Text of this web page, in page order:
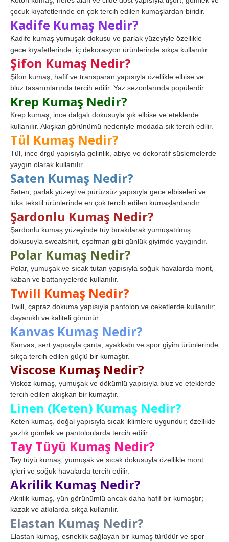
çocuk kıyafetlerinde en çok tercih edilen kumaşlardan biridir.
Kadife Kumaş Nedir?
Kadife kumaş yumuşak dokusu ve parlak yüzeyiyle özellikle
gece kıyafetlerinde, iç dekorasyon ürünlerinde sıkça kullanılır.
Şifon Kumaş Nedir?
Şifon kumaş, hafif ve transparan yapısıyla özellikle elbise ve
bluz tasarımlarında tercih edilir. Yaz sezonlarında popülerdir.
Krep Kumaş Nedir?
Krep kumaş, ince dalgalı dokusuyla şık elbise ve eteklerde
kullanılır. Akışkan görünümü nedeniyle modada sık tercih edilir.
Tül Kumaş Nedir?
Tül, ince örgü yapısıyla gelinlik, abiye ve dekoratif süslemelerde
yaygın olarak kullanılır.
Saten Kumaş Nedir?
Saten, parlak yüzeyi ve pürüzsüz yapısıyla gece elbiseleri ve
lüks tekstil ürünlerinde en çok tercih edilen kumaşlardandır.
Şardonlu Kumaş Nedir?
Şardonlu kumaş yüzeyinde tüy bırakılarak yumuşatılmış
dokusuyla sweatshirt, eşofman gibi günlük giyimde yaygındır.
Polar Kumaş Nedir?
Polar, yumuşak ve sıcak tutan yapısıyla soğuk havalarda mont,
kaban ve battaniyelerde kullanılır.
Twill Kumaş Nedir?
Twill, çapraz dokuma yapısıyla pantolon ve ceketlerde kullanılır;
dayanıklı ve kaliteli görünür.
Kanvas Kumaş Nedir?
Kanvas, sert yapısıyla çanta, ayakkabı ve spor giyim ürünlerinde
sıkça tercih edilen güçlü bir kumaştır.
Viscose Kumaş Nedir?
Viskoz kumaş, yumuşak ve dökümlü yapısıyla bluz ve eteklerde
tercih edilen akışkan bir kumaştır.
Linen (Keten) Kumaş Nedir?
Keten kumaş, doğal yapısıyla sıcak iklimlere uygundur; özellikle
yazlık gömlek ve pantolonlarda tercih edilir.
Tay Tüyü Kumaş Nedir?
Tay tüyü kumaş, yumuşak ve sıcak dokusuyla özellikle mont
içleri ve soğuk havalarda tercih edilir.
Akrilik Kumaş Nedir?
Akrilik kumaş, yün görünümlü ancak daha hafif bir kumaştır;
kazak ve atkılarda sıkça kullanılır.
Elastan Kumaş Nedir?
Elastan kumaş, esneklik sağlayan bir kumaş türüdür ve spor